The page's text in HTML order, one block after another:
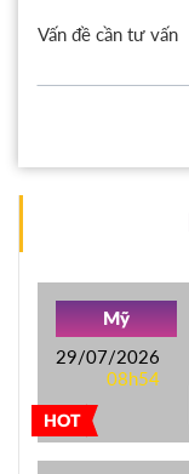
HOT
Mỹ
29/07/2026
08h54